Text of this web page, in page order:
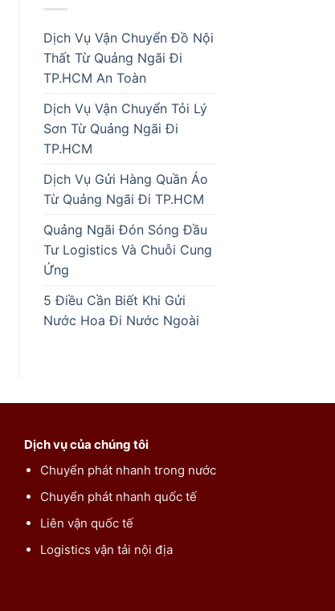
Dịch Vụ Vận Chuyển Đồ Nội
Thất Từ Quảng Ngãi Đi
TP.HCM An Toàn
Dịch Vụ Vận Chuyển Tỏi Lý
Sơn Từ Quảng Ngãi Đi
TP.HCM
Dịch Vụ Gửi Hàng Quần Áo
Từ Quảng Ngãi Đi TP.HCM
Quảng Ngãi Đón Sóng Đầu
Tư Logistics Và Chuỗi Cung
Ứng
5 Điều Cần Biết Khi Gửi
Nước Hoa Đi Nước Ngoài
Dịch vụ của chúng tôi
Chuyển phát nhanh trong nước
Chuyển phát nhanh quốc tế
Liên vận quốc tế
Logistics vận tải nội địa